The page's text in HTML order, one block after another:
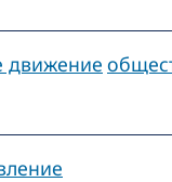
движение